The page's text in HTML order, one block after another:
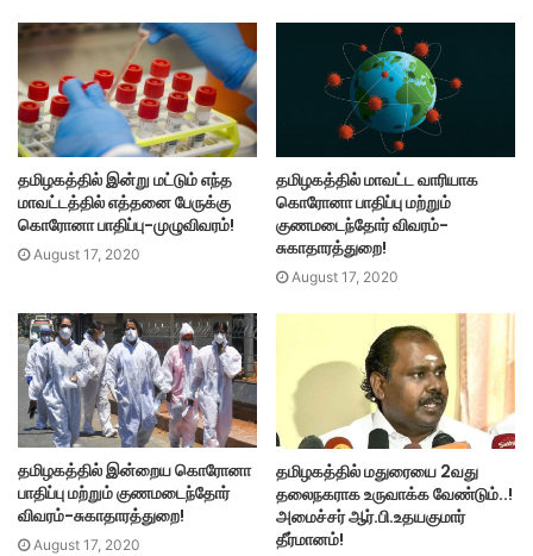
தமிழகத்தில் இன்று மட்டும் எந்த
மாவட்டத்தில் எத்தனை பேருக்கு
கொரோனா பாதிப்பு-முழுவிவரம்!
August 17, 2020
தமிழகத்தில் மாவட்ட வாரியாக
கொரோனா பாதிப்பு மற்றும்
குணமடைந்தோர் விவரம்-
சுகாதாரத்துறை!
August 17, 2020
தமிழகத்தில் இன்றைய கொரோனா
பாதிப்பு மற்றும் குணமடைந்தோர்
விவரம்-சுகாதாரத்துறை!
August 17, 2020
தமிழகத்தில் மதுரையை 2வது
தலைநகராக உருவாக்க வேண்டும்..!
அமைச்சர் ஆர்.பி.உதயகுமார்
தீர்மானம்!